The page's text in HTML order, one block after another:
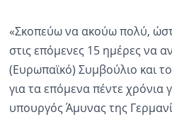
«Σκοπεύω να ακούω πολύ,
στις επόμενες 15 ημέρες να
(Ευρωπαϊκό) Συμβούλιο και
για τα επόμενα πέντε χρόνια
υπουργός Άμυνας της